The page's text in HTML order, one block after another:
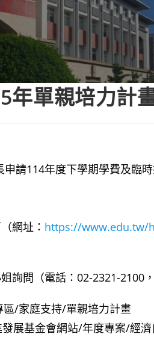
單親培力計畫
申請114年度下學期學費及臨
網址： https://www.edu.tw/
詢問（電話：02-2321-2100
/家庭支持/單親培力計畫
展基金會網站/年度專案/經濟